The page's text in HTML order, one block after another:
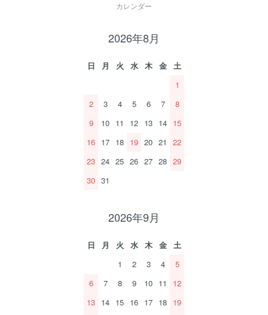
カレンダー
2026年8月
日 月 火 水 木 金
土
1
2
3 4 5 6 7
8
9
10 11 12 13 14 15
16 17 18 19 20 21
22
23 24 25 26 27 28 29
30 31
2026年9月
日 月 火 水 木 金
土
1
2 3 4
5
6
7 8 9 10 11
12
13 14 15 16 17 18 19